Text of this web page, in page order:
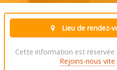
Lieu de rendez-
Cette information est réservée
Rejoins-nous vite